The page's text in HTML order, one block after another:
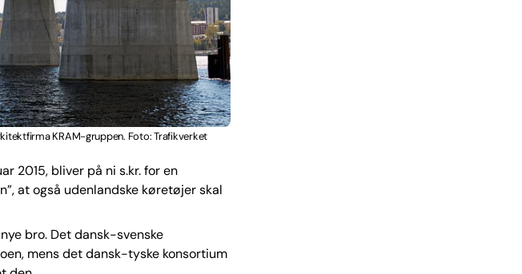
KRAM-gruppen. Foto: Trafikverket
2015, bliver på ni s.kr. for en
at også udenlandske køretøjer skal
bro. Det dansk-svenske
mens det dansk-tyske konsortium